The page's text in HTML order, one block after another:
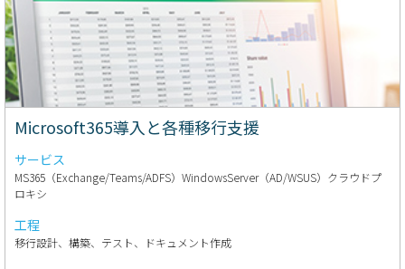
Microsoft365導入と各種移行支援
サービス
MS365（Exchange/Teams/ADFS）WindowsServer（AD/WSUS）クラウドプ
ロキシ
工程
移行設計、構築、テスト、ドキュメント作成